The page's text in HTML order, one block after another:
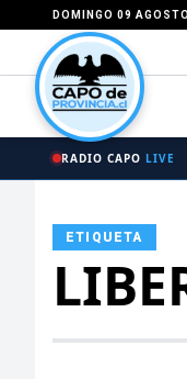
DOMINGO 09
RADIO CAPO LIVE
ETIQUETA